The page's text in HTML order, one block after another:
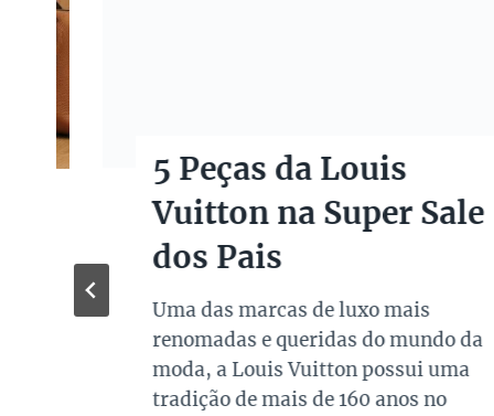
5 Peças da Louis
Vuitton na Super Sale
dos Pais
Uma das marcas de luxo mais
renomadas e queridas do mundo da
moda, a Louis Vuitton possui uma
tradição de mais de 160 anos no